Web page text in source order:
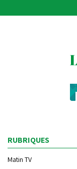
RUBRIQUES
Matin TV